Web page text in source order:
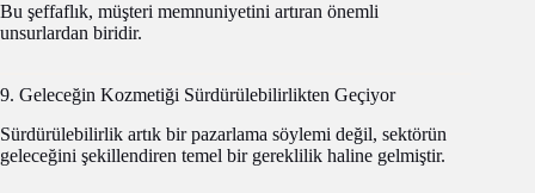
Bu şeffaflık, müşteri memnuniyetini artıran önemli
unsurlardan biridir.
9. Geleceğin Kozmetiği Sürdürülebilirlikten Geçiyor
Sürdürülebilirlik artık bir pazarlama söylemi değil, sektörün
geleceğini şekillendiren temel bir gereklilik haline gelmiştir.